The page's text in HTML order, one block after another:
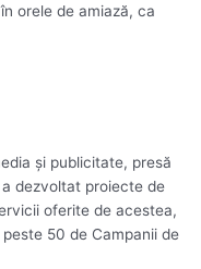
orele de amiază, ca
și publicitate, presă
a dezvoltat proiecte de
oferite de acestea,
50 de Campanii de